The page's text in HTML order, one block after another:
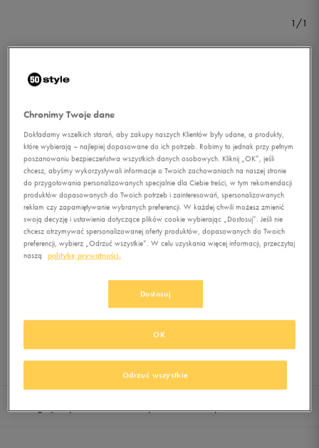
1/1
NEW BALANCE
U395MNKG
0.0 ( 0)
189,99złz Vat
+ 950 PKT WKLUBIE 50 STYLE
Produkt niedostępny
Jeśli artykuł będzie ponownie dostępny, otrzymasz od nas powiadomienie.
Sprawdź dostępność w salonach
Chronimy Twoje dane
Dokładamy wszelkich starań, aby zakupy naszych Klientów były udane, a produkty,
które wybierają – najlepiej dopasowane do ich potrzeb. Robimy to jednak przy pełnym
poszanowaniu bezpieczeństwa wszystkich danych osobowych. Kliknij „OK”, jeśli
chcesz, abyśmy wykorzystywali informacje o Twoich zachowaniach na naszej stronie
do przygotowania personalizowanych specjalnie dla Ciebie treści, w tym rekomendacji
produktów dopasowanych do Twoich potrzeb i zainteresowań, spersonalizowanych
reklam czy zapamiętywanie wybranych preferencji. W każdej chwili możesz zmienić
swoją decyzję i ustawienia dotyczące plików cookie wybierając „Dostosuj”. Jeśli nie
chcesz otrzymywać spersonalizowanej oferty produktów, dopasowanych do Twoich
preferencji, wybierz „Odrzuć wszystkie”. W celu uzyskania więcej informacji, przeczytaj
naszą
politykę prywatności.
Dostosuj
Odrzuć wszystkie
OK